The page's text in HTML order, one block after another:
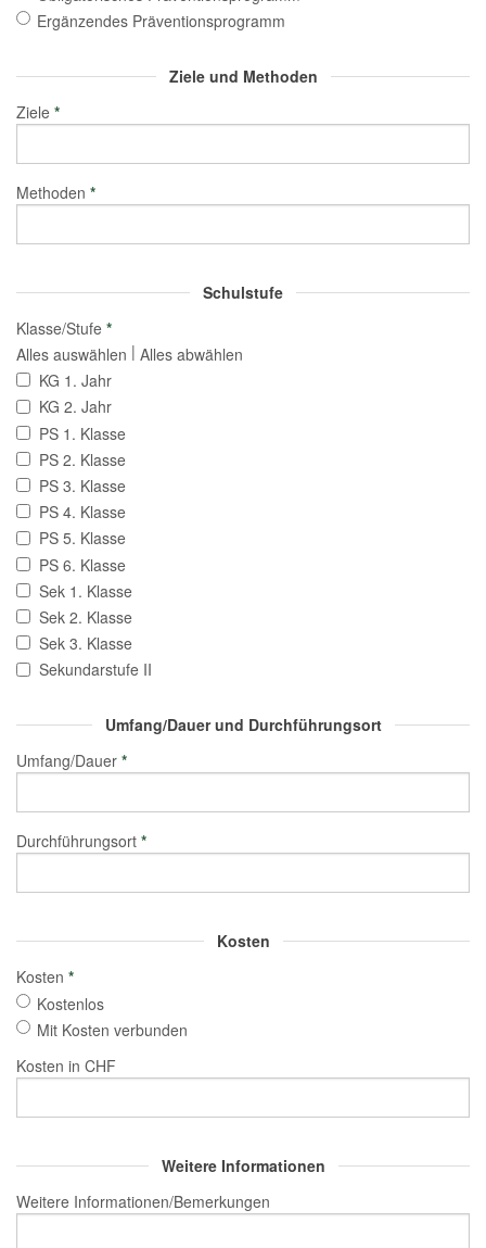
Ergänzendes Präventionsprogramm
Ziele und Methoden
Ziele *
Methoden *
Schulstufe
Klasse/Stufe *
Alles auswählen | Alles abwählen
KG 1. Jahr
KG 2. Jahr
PS 1. Klasse
PS 2. Klasse
PS 3. Klasse
PS 4. Klasse
PS 5. Klasse
PS 6. Klasse
Sek 1. Klasse
Sek 2. Klasse
Sek 3. Klasse
Sekundarstufe II
Umfang/Dauer und Durchführungsort
Umfang/Dauer *
Durchführungsort *
Kosten
Kosten *
Kostenlos
Mit Kosten verbunden
Kosten in CHF
Weitere Informationen
Weitere Informationen/Bemerkungen